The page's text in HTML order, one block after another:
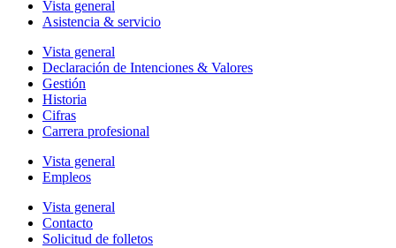
Vista general
Asistencia & servicio
Vista general
Declaración de Intenciones & Valores
Gestión
Historia
Cifras
Carrera profesional
Vista general
Empleos
Vista general
Contacto
Solicitud de folletos